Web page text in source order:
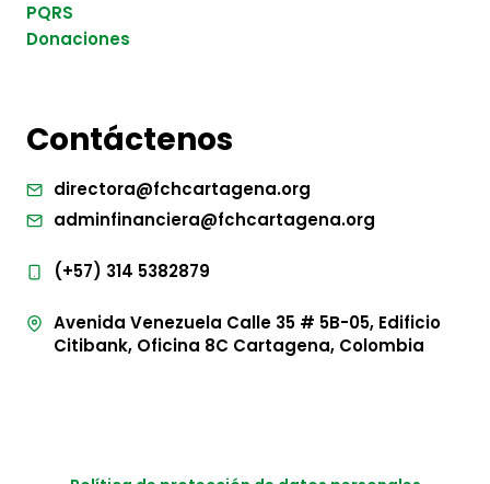
PQRS
Donaciones
Contáctenos
directora@fchcartagena.org
adminfinanciera@fchcartagena.org
(+57) 314 5382879
Avenida Venezuela Calle 35 # 5B-05, Edificio
Citibank, Oficina 8C Cartagena, Colombia